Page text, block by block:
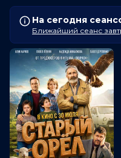
На сегодня
Ближайший сеанс